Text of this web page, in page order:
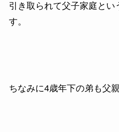
引き取られて父子家庭とい
す。
ちなみに4歳年下の弟も父